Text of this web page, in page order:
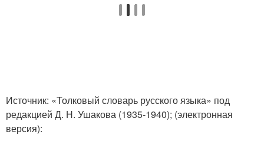
Источник: «Толковый словарь русского языка» под
редакцией Д. Н. Ушакова (1935-1940); (электронная
версия):